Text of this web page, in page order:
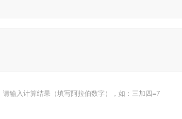
请输入计算结果（填写阿拉伯数字），如：三加四=7